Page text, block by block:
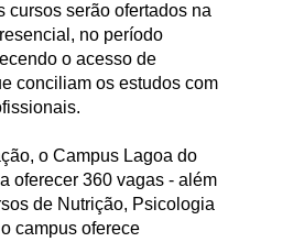
cursos serão ofertados na
no período
o acesso de
conciliam os estudos com
o Campus Lagoa do
oferecer 360 vagas - além
de Nutrição, Psicologia
campus oferece